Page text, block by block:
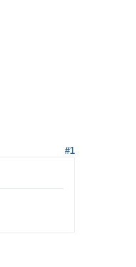
#1